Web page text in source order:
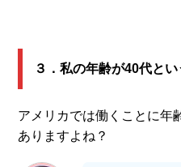
３．私の年齢が40代とい
アメリカでは働くことに年
ありますよね？